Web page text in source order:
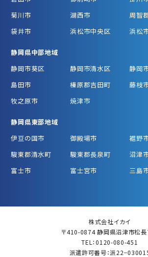
菊川市
湖西市
周智
袋井市
浜松市中央区 浜松
静岡県中部地域
静岡市葵区
静岡市清水区
静岡
島田市
榛原郡吉田町
藤枝
牧之原市
焼津市
静岡県東部地域
伊豆の国市
御殿場市
裾野
駿東郡清水町
駿東郡長泉町
沼津
富士市
富士宮市 三島
株式会社イカイ
〒410-0874 静岡県沼津市松
TEL：0120-080-451
派遣許可番号：派